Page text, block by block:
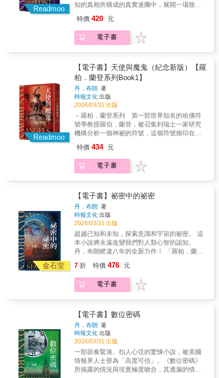
遇；牛津學者的描寫真實可信；謎題設計精
巧，讓我一路迫不及待地讀下去。我非常喜歡
它。」《黑暗元素》三部曲作者，菲利普．普
曼（Philip Pullman）「多麼美味又令人著迷的
文學懸疑小說！節奏緊湊、文字精煉，讓人一
者，拉琳．波爾（Laline Paull）
我們訴說的故事，關於我們的人生如何產生意
外的互相聯繫，也關於暴力事件的漣漪效
應。」──短篇小說獎評審講評「麥克法蘭對形
式的精湛掌握讓這些彼此交織的短篇故事成為
一件光采熠熠的偉大作品，反轉了時間順序，
示出人類能有多麼殘酷或多麼溫柔，兩者甚至
可能並存於同一時刻，其效果時而震撼、時而
光輝萬丈。」──維多利亞總督文學獎評審報告
「成果斐然的小說集，風格獨具、筆調如詩，
對角色發展投入深刻的感性。故事層次豐富，
常有反思回望，或是出人意料的發展，精準描
寫與敘事技巧讀來是一大享受。」──《衛報》
「麥克法蘭幾乎在各方各面都是大師風範：對
話、設定、喜劇性的時機安排……但她最大的
成就，是在這些被無解的暴力犯罪影響人生的
懸疑性十足又充滿可讀性的旅程。」──《洛杉
磯時報》「每則短篇都值得獨立欣賞，集合起
來更交織呈現出邪惡暴行觸及每個人的生命之
後長遠且往往意想不到的效應。」──《書單》
「即便深具娛樂性，麥克法蘭的小說仍持續提
醒讀者，真實犯罪故事帶來的快感背後存在著
實際的死亡與痛苦。引人入勝又嚴肅深刻，這
位小說大師值得更多讚賞肯定。」──《柯克斯
書評》「氣氛詭譎、洞見深刻……麥克法蘭優
美地呈現了罪案報導如何扭曲她筆下角色的關
係，或是讓他們陷入狂熱執迷。這部作品深思
了暴力犯罪對社會的遺留影響。」──《出版人
週刊》
Review）「本書的特別樂趣之一，是每一章的
ipsedixitism，意指『僅因某人說了，所以便被
利斯星論壇報》（The Minneapolis Star-
Tribune）「瀰漫著牛津學院特有的書卷氣與歷
史氣息，同時深切致敬那些維護英語、守護其
奇妙古怪之處的詞典編纂者。這位著名詞源學
家兼英國媒體人丹特的處女作，以一樁失蹤案
為骨幹，展現出聰慧與瀟灑的智性魅力，不僅
滿足文字愛好者的挑戰慾，也必將讓阿嘉莎．
克莉絲蒂與桃樂絲．塞耶絲的忠實粉絲著迷不
已。」《Booklist》星號好評「對所有熱愛文字
之樂的人而言，這本書將帶來純粹的閱讀愉
悅。」《科克斯書評》（Kirkus Reviews）
「詞源學家丹特以其語言專業，奉上一部聰明
期偵探小說愛好者而言，這是一場令人難以抗
拒的謎題。」《出版者週刊》（Publishers
Weekly）「語言學家丹特以生動的筆法證明她
莎與她的團隊聰明又迷人，在懸疑氣氛之中增
添輕快節奏；而對牛津的細膩描寫，則營造出
鮮明而迷人的場景感—— 讀者將同時獲得知識
與樂趣。」《圖書館期刊》（Library Journal）
「如果你和我一樣，同時熱愛語言與犯罪小
說，那《有罪定義》就是你夢寐以求的一切。
蘇西．丹特的小說處女作令人驚豔，細膩又充
滿文字的古典之美， 對每位語言愛好者來說都
是無上的享受。但它不只是一本向字典致敬的
冷案、與被困在悲傷中的家庭的謎團。朋友與
同事間的祕密與謊言，在語言的表層下蠢動。
這部小說閃耀著詞源學與推理的雙重寶藏，文
字偵探與懸疑迷都會愛不釋手。」《兇手就在
字裡行間》作家，珍妮絲．赫蕾特（Janice
Hallett）「我懷著極大的愉悅讀完這本書。它
非常出色。這是一部經典偵探小說：有謎題、
有一位失蹤的年輕女子、幾位極具魅力的偵
探，以及一個連桃樂絲・L・塞耶絲都會愛上的
背景設定。主要角色讓人想在現實中與他們相
遇；牛津學者的描寫真實可信；謎題設計精
的漫長衝擊效應。┤口碑佳評├「當駭人的犯罪
事件發生後，人們往往將注意力集中於加害
者，試圖從中尋找解釋；然而，在輿論迅速升
溫又冷卻後，持續影響社會的，卻是那些滲入
個體感知與記憶的無形震盪。作者以十二篇看
跡與影響，使讀者在閱讀過程中逐步感受餘波
的層層擴散。這樣的書寫，使本書成為一部非
典型而流暢的犯罪故事集；而書名《十三號公
路》卻僅收錄十二篇故事，讓兇手始終缺席，
正是作者精心的設計，不僅不再複製大眾對案
件的聚焦方式，也為讀者保留閱讀的想像空
間。」──她說犯罪Podcast 主持人 Lily「連續
殺人案，有時就像網紅開箱頭等艙、米其林餐
廳、頂級旅館、郵輪、超跑、柏金包。很多觀
眾只是沒有條件這麼做，不是不想做，也不是
於暴力核心的人格特質與互動模式。形形色色
的普通人，為故事投下一束光，情節就像鑽石
析出白光中的彩虹。作者如賞鳥般用高倍望遠
鏡觀察身邊人物，那種病態的清醒與敏感，對
性愛的饑渴與恐懼，比孟若還要孟若。就算是
孟若來寫孟若，也無法比這本書更加肉欲，更
加冷酷。」──盧郁佳（作家）「麥克法蘭筆下
有心理層面的精準性與大師級的懸疑感。每則
短篇都建構得充滿藝術性……這部鉅作是關於
我們訴說的故事，關於我們的人生如何產生意
外的互相聯繫，也關於暴力事件的漣漪效
應。」──短篇小說獎評審講評「麥克法蘭對形
式的精湛掌握讓這些彼此交織的短篇故事成為
一件光采熠熠的偉大作品，反轉了時間順序，
顛覆了讀者的預期......它的力量主要在於麥克
可能並存於同一時刻，其效果時而震撼、時而
光輝萬丈。」──維多利亞總督文學獎評審報告
「成果斐然的小說集，風格獨具、筆調如詩，
對角色發展投入深刻的感性。故事層次豐富，
常有反思回望，或是出人意料的發展，精準描
寫與敘事技巧讀來是一大享受。」──《衛報》
「麥克法蘭幾乎在各方各面都是大師風範：對
話、設定、喜劇性的時機安排……但她最大的
組織「主業會」，這是一個梵蒂岡認可的祕密
天主教教派，據聞，主業會長期以來一直密謀
解開這個錯綜複雜的謎題，錫安會的祕密以及
一個驚人的歷史真相，便將永遠消失。《達文
西密碼》巧妙融合了驚險刺激的冒險、嚴謹的
伯．蘭登這個最具原創性的角色。這部史上最
受注目的驚悚小說，節奏明快、構思精巧、情
節跌宕起伏、引人入勝，結局更是出人意料。
Readmoo
知的真相所構成的真實迷團中，展開一場致命
之下。故事在華盛頓特區的隱祕密室、隧道和
神殿之中展開，懸疑緊湊，而結局令人難以置
信。哈佛大學符號學教授羅伯．蘭登受邀前往
現了一件令人不安的物品，巧妙地由五個符號
組成。蘭登認出這是一份古老的邀請函，引領
人們進入一個失落已久的神祕智慧世界。彼
得．所羅門是蘭登敬愛的導師，也是一位傑出
的共濟會成員和慈善家。所羅門慘遭綁架後，
蘭登意識到，拯救彼得的唯一希望就是接受這
份神祕的邀請，跟隨著指引，蘭登瞬間捲進一
個充滿共濟會祕密、塵封在歷史中的隱密世
界，這一切似乎都將他引向一個不可思議的真
相。一如《達文西密碼》、《天使與魔鬼》，
層層迷霧的歷史、神祕的符號和晦澀難解的密
碼，丹布朗以引人入勝、節奏明快的敘事手法
挑戰讀者，每一個轉折都充滿了驚喜。
特價 420 元
電子書
Readmoo
【電子書】天使與魔鬼（紀念新版）【羅
柏．蘭登系列Book1】
丹．布朗 著
時報文化 出版
2026/03/31 出版
－羅柏．蘭登系列 第一部世界知名的哈佛符
號學教授羅伯．蘭登，被召集到瑞士一家研究
機構分析一個神祕的符號，這個符號烙印在一
可思議的證據：一個名為光明會的古老祕密兄
弟會的復興……光明會曾是地球上最強大的地
下組織。光明會已從陰影中現身，對其最痛恨
事發生了：光明會的一名使者宣布，已在梵蒂
岡城中心設置了一枚定時炸彈。隨著倒數計時
開始，蘭登立即前往羅馬，與美麗而神祕的義
大利科學家薇多利雅．威特拉聯手，幫助梵蒂
岡面對這場殊死之戰。蘭登和威特拉踏上了瘋
狂的旅程，穿梭在地穴、危險的墓地、廢棄的
大教堂，甚至深入地球上最神祕的核心地帶，
穿過羅馬城，循著綿延四百年的古老符號線
索，最終抵達早已被世人遺忘的光明會……這
發人省思的頓悟與黑暗真相之間，科學與宗教
的鬥爭最終演變為戰爭。
特價 434 元
電子書
金石堂
【電子書】祕密中的祕密
丹．布朗 著
時報文化 出版
2026/03/31 出版
超越已知和未知，探索意識和宇宙的祕密。 這
本小說將永遠改變我們對人類心智的認知。
丹．布朗睽違八年的全新力作！ 「羅柏．蘭登
巧、野心最雄大的小說。」－－丹．布朗 《達
文西密碼》作者，美國驚悚小說大師丹．布朗
新作 全球首印150萬本！ 售出17國版權：美
班牙、加泰隆尼亞、瑞典、土耳其、台灣。 榮
登英國官方暢銷書排行榜前 50 名榜首！ 《紐
約時報》暢銷書冠軍，進榜長達14週！ 美國
《出版者周刊》、英國《衛報》暢銷書。 榮獲
2025年《Esquire Spain》的「年度全球文化
icon」獎 －羅柏．蘭登系列 第六部 備受敬重
的符號學教授羅柏．蘭登前往布拉格旅行，出
席知名認知科學家凱薩琳．所羅門極具突破性
7 折 特價 476 元
電子書
【電子書】數位密碼
丹．布朗 著
時報文化 出版
2026/03/31 出版
一部節奏緊湊、扣人心弦的驚悚小說，被美國
情報界人士譽為「高度可信」。《數位密碼》
所揭露的情況與現實極度吻合，其透漏的情報